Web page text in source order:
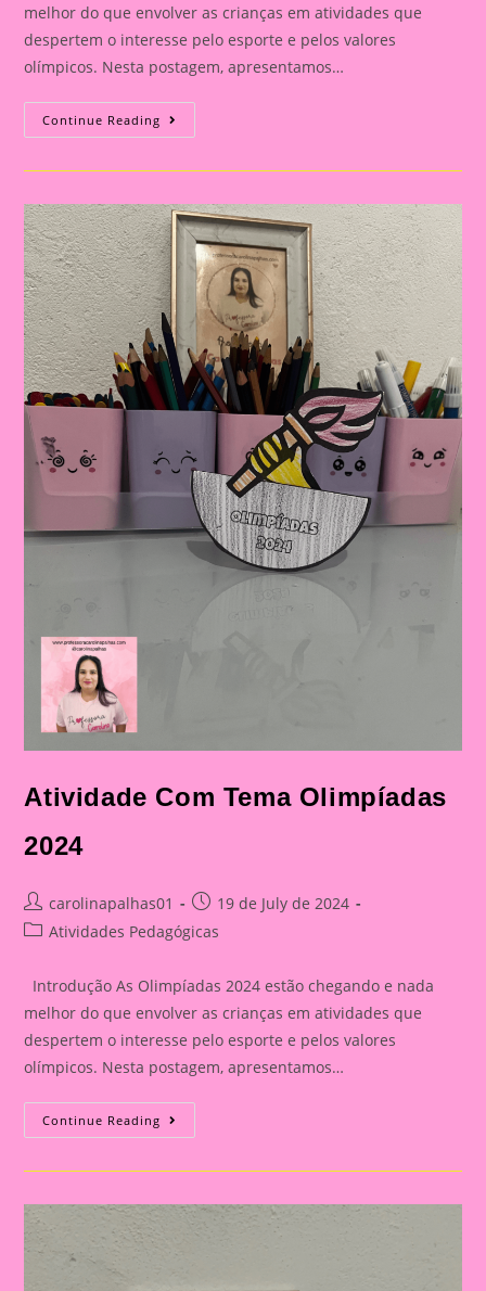
melhor do que envolver as crianças em atividades que
despertem o interesse pelo esporte e pelos valores
olímpicos. Nesta postagem, apresentamos…
Continue Reading Atividade
Com
Olimpíadas
Atividade Com Tema Olimpíadas
2024
Post
author:
carolinapalhas01
Post
published:
19 de July de 2024
PostAtividades Pedagógicas
Introdução As Olimpíadas 2024 estão chegando e nada
melhor do que envolver as crianças em atividades que
despertem o interesse pelo esporte e pelos valores
olímpicos. Nesta postagem, apresentamos…
Continue Reading Atividade
Com
Olimpíadas